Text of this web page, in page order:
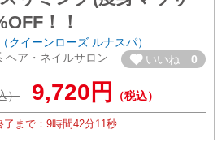
！！
クイーンローズ ルナスパ）
ヘア・ネイルサロン
いいね0
） 9,720円 （税込）
了まで：9時間42分11秒